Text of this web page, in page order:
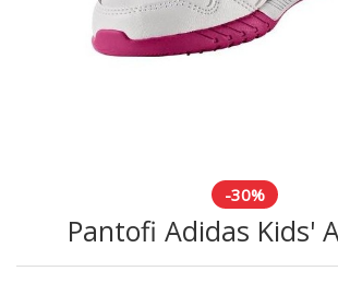
-30%
Pantofi Adidas Kids'